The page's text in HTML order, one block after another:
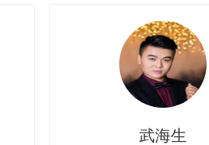
武海生